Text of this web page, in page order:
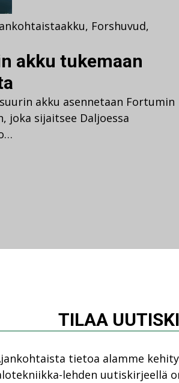
akku, Forshuvud,
akku tukemaan
akku asennetaan Fortumin
joka sijaitsee Daljoessa
TILAA
tietoa alamme
lehden uutiskirjeellä